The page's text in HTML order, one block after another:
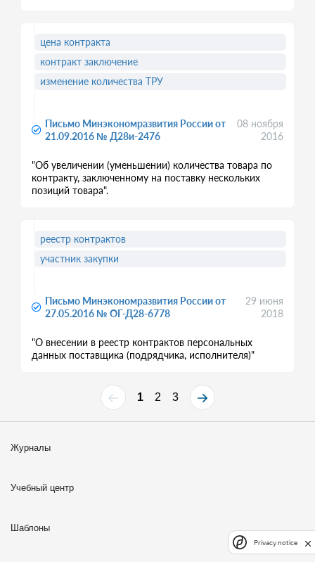
Письмо Минэкономразвития России от
21.09.2016 № Д28и-2476
08 ноября
2016
"Об увеличении (уменьшении) количества товара по
контракту, заключенному на поставку нескольких
позиций товара".
цена контракта
контракт заключение
изменение количества ТРУ
Письмо Минэкономразвития России от
27.05.2016 № ОГ-Д28-6778
29 июня
2018
"О внесении в реестр контрактов персональных
данных поставщика (подрядчика, исполнителя)"
реестр контрактов
участник закупки
1 2 3
Журналы
Учебный центр
Шаблоны
Privacy notice